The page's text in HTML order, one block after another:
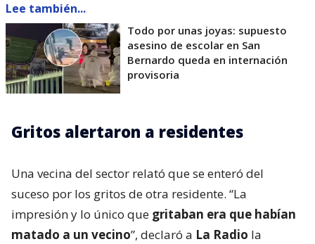
Lee también...
Todo por unas joyas: supuesto
asesino de escolar en San
Bernardo queda en internación
provisoria
Gritos alertaron a residentes
Una vecina del sector relató que se enteró del
suceso por los gritos de otra residente. “La
impresión y lo único que gritaban era que habían
matado a un vecino”, declaró a La Radio la